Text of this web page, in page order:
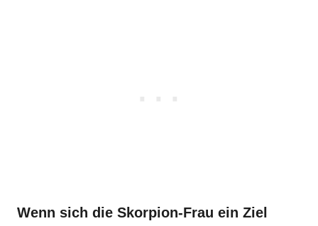
Wenn sich die Skorpion-Frau ein Ziel